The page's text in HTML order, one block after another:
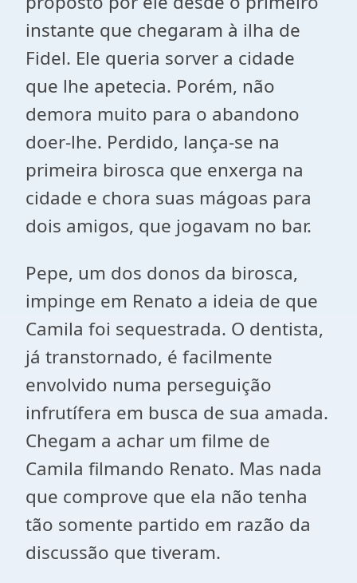
instante que chegaram à ilha de
Fidel. Ele queria sorver a cidade
que lhe apetecia. Porém, não
demora muito para o abandono
doer-lhe. Perdido, lança-se na
primeira birosca que enxerga na
cidade e chora suas mágoas para
dois amigos, que jogavam no bar.
Pepe, um dos donos da birosca,
impinge em Renato a ideia de que
Camila foi sequestrada. O dentista,
já transtornado, é facilmente
envolvido numa perseguição
infrutífera em busca de sua amada.
Chegam a achar um filme de
Camila filmando Renato. Mas nada
que comprove que ela não tenha
tão somente partido em razão da
discussão que tiveram.